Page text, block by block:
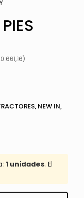
, NEW IN,
1 unidades. El